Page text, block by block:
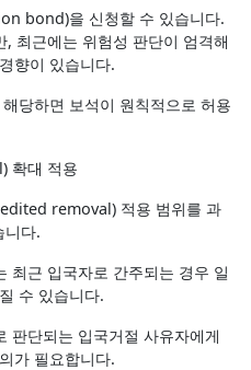
bond)을 신청할 수 있습니다.
최근에는 위험성 판단이 엄격해
향이 있습니다.
당하면 보석이 원칙적으로 허용
확대 적용
removal) 적용 범위를 과
니다.
최근 입국자로 간주되는 경우 일
수 있습니다.
판단되는 입국거절 사유자에게
가 필요합니다.